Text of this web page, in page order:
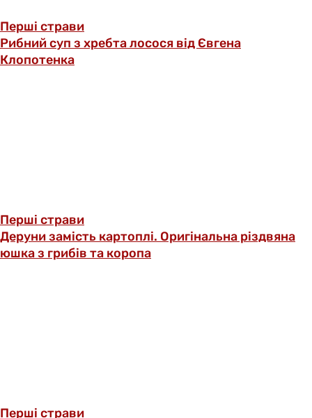
Перші страви
Рибний суп з хребта лосося від Євгена
Клопотенка
Перші страви
Деруни замість картоплі. Оригінальна різдвяна
юшка з грибів та коропа
Перші страви